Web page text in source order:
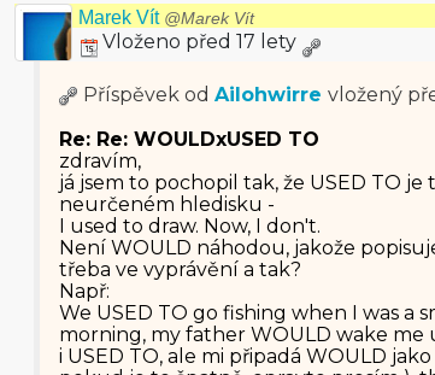
Marek Vít @Marek Vít
Vloženo před 17 lety
Příspěvek od Ailohwirre vložený
Re: Re: WOULDxUSED TO
zdravím,
já jsem to pochopil tak, že USED TO
neurčeném hledisku -
I used to draw. Now, I don't.
Není WOULD náhodou, jakože
třeba ve vyprávění a tak?
Např:
We USED TO go fishing when I was a
morning, my father WOULD wake me
i USED TO, ale mi připadá WOULD